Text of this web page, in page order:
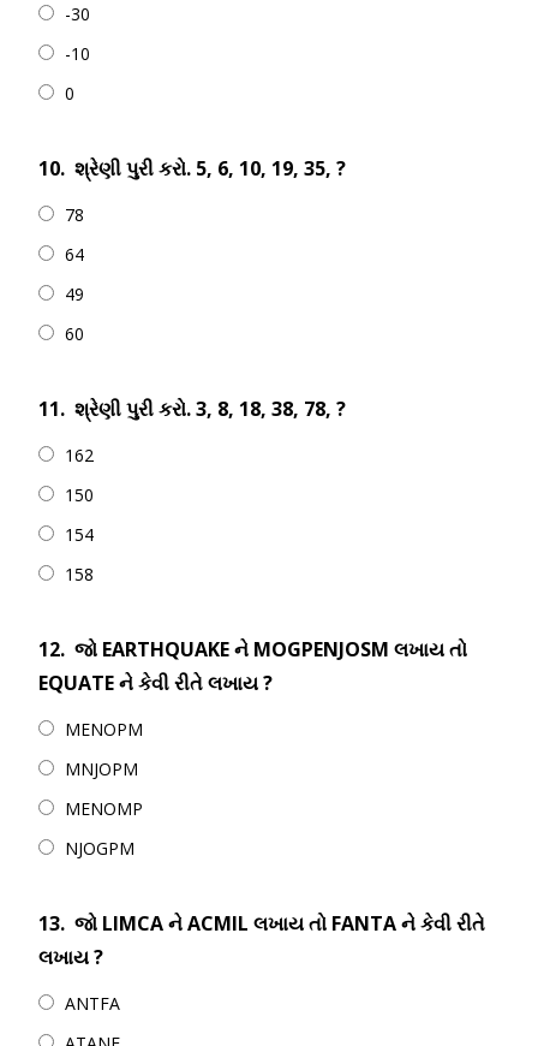
-30
-10
0
10. શ્રેણી પુરી કરો. 5, 6, 10, 19, 35, ?
78
64
49
60
11. શ્રેણી પુરી કરો. 3, 8, 18, 38, 78, ?
162
150
154
158
12. જો EARTHQUAKE ને MOGPENJOSM લખાય તો
EQUATE ને કેવી રીતે લખાય ?
MENOPM
MNJOPM
MENOMP
NJOGPM
13. જો LIMCA ને ACMIL લખાય તો FANTA ને કેવી રીતે
લખાય ?
ANTFA